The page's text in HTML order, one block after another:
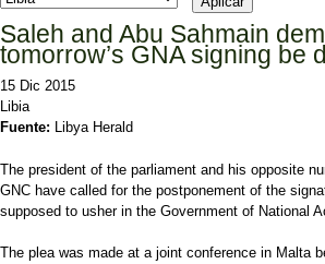
Saleh and Abu Sahmain
tomorrow’s GNA signing be
15 Dic 2015
Libia
Fuente: Libya Herald
The president of the parliament and his opposite
GNC have called for the postponement of the
supposed to usher in the Government of National
The plea was made at a joint conference in Malta